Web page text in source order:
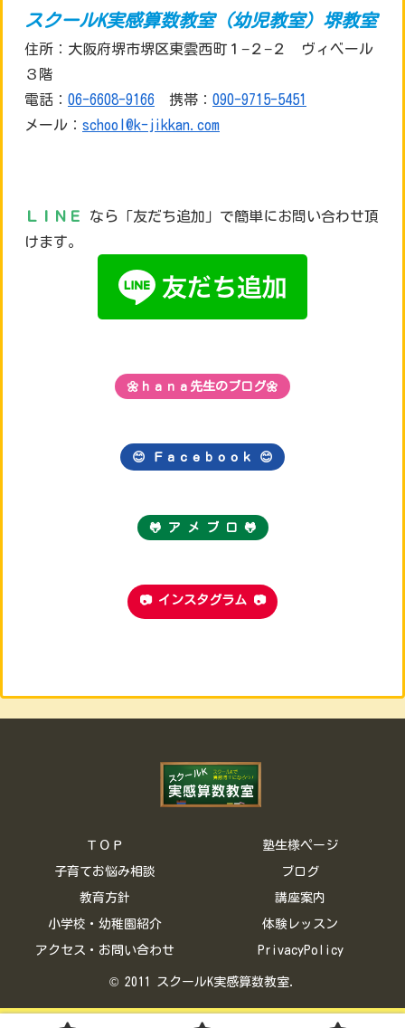
スクールK実感算数教室（幼児教室）堺教室
住所：大阪府堺市堺区東雲西町１−２−２ ヴィベール
３階
電話： 06-6608-9166 携帯： 090-9715-5451
メール： school@k-jikkan.com
ＬＩＮＥ
なら「友だち追加」で簡単にお問い合わせ頂
けます。
🌼ｈａｎａ先生のブログ🌼
😊 Ｆａｃｅｂｏｏｋ 😊
🐸 ア メ ブ ロ 🐸
📷 インスタグラム 📷
ＴＯＰ 塾生様ページ
子育てお悩み相談 ブログ
教育方針 講座案内
小学校・幼稚園紹介 体験レッスン
アクセス・お問い合わせ PrivacyPolicy
© 2011 スクールK実感算数教室.